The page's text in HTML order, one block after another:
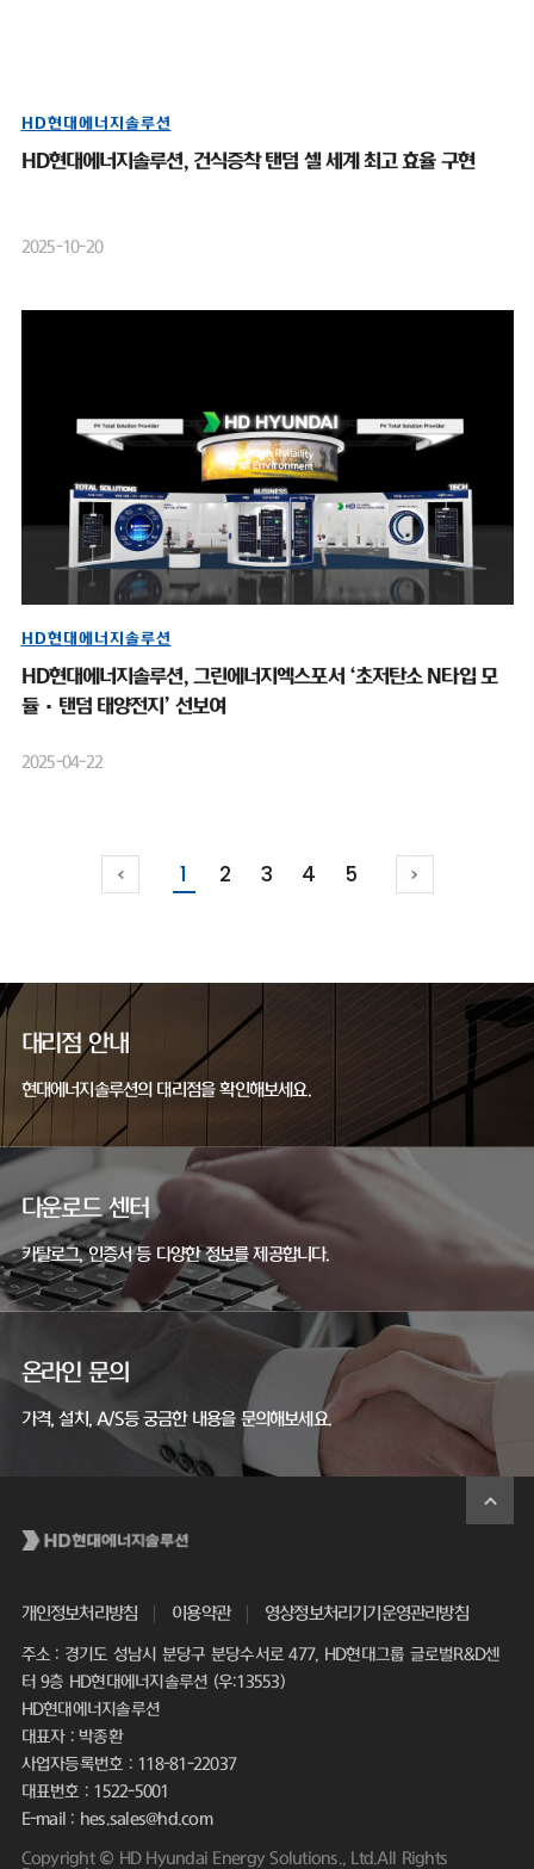
HD현대에너지솔루션
HD현대에너지솔루션, 건식증착 탠덤 셀 세계 최고 효율 구현
2025-10-20
HD현대에너지솔루션
HD현대에너지솔루션, 그린에너지엑스포서 ‘초저탄소 N타입 모
듈·탠덤 태양전지’ 선보여
2025-04-22
1 2 3 4 5
대리점 안내
현대에너지솔루션의 대리점을 확인해보세요.
다운로드 센터
카탈로그, 인증서 등 다양한 정보를 제공합니다.
온라인 문의
가격, 설치, A/S등 궁금한 내용을 문의해보세요.
개인정보처리방침 이용약관 영상정보처리기기운영관리방침
주소 : 경기도 성남시 분당구 분당수서로 477, HD현대그룹 글로벌R&D센
터 9층 HD현대에너지솔루션 (우:13553)
HD현대에너지솔루션
대표자 : 박종환
사업자등록번호 : 118-81-22037
대표번호 : 1522-5001
E-mail : hes.sales@hd.com
Copyright © HD Hyundai Energy Solutions., Ltd.All Rights